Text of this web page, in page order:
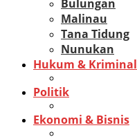
Bulungan
Malinau
Tana Tidung
Nunukan
Hukum & Kriminal
Politik
Ekonomi & Bisnis